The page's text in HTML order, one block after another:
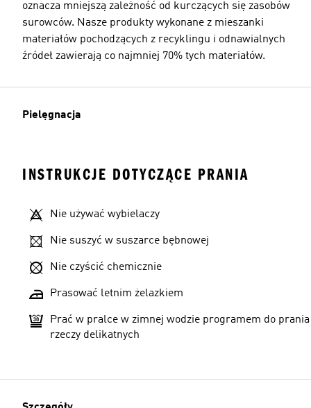
oznacza mniejszą zależność od kurczących się zasobów
surowców. Nasze produkty wykonane z mieszanki
materiałów pochodzących z recyklingu i odnawialnych
źródeł zawierają co najmniej 70% tych materiałów.
Pielęgnacja
INSTRUKCJE DOTYCZĄCE PRANIA
Nie używać wybielaczy
Nie suszyć w suszarce bębnowej
Nie czyścić chemicznie
Prasować letnim żelazkiem
Prać w pralce w zimnej wodzie programem do prania
rzeczy delikatnych